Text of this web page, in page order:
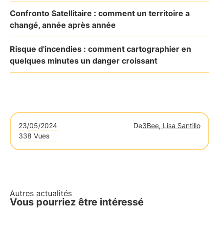
Confronto Satellitaire : comment un territoire a
changé, année après année
Risque d'incendies : comment cartographier en
quelques minutes un danger croissant
23/05/2024 De3Bee, Lisa Santillo
338 Vues
Autres actualités
Vous pourriez être intéressé